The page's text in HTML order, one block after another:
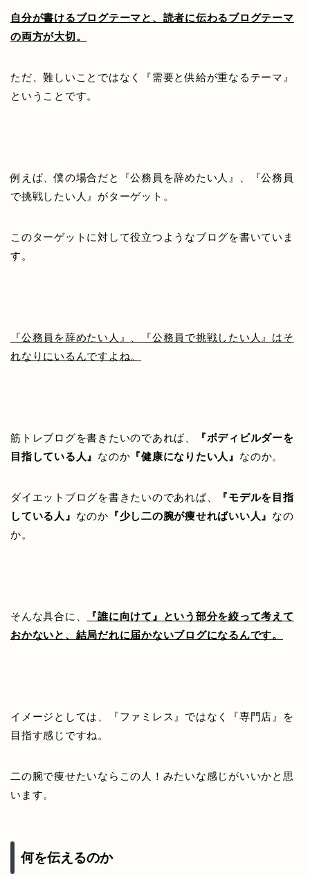
自分が書けるブログテーマと、読者に伝わるブログテーマ
の両方が大切。
ただ、難しいことではなく『需要と供給が重なるテーマ』
ということです。
例えば、僕の場合だと『公務員を辞めたい人』、『公務員
で挑戦したい人』がターゲット。
このターゲットに対して役立つようなブログを書いていま
す。
『公務員を辞めたい人』、『公務員で挑戦したい人』はそ
れなりにいるんですよね。
筋トレブログを書きたいのであれば、
『ボディビルダーを
目指している人』 なのか 『健康になりたい人』 なのか。
ダイエットブログを書きたいのであれば、
『モデルを目指
している人』 なのか 『少し二の腕が痩せればいい人』 なの
か。
そんな具合に、
『誰に向けて』という部分を絞って考えて
おかないと、結局だれに届かないブログになるんです。
イメージとしては、『ファミレス』ではなく『専門店』を
目指す感じですね。
二の腕で痩せたいならこの人！みたいな感じがいいかと思
います。
何を伝えるのか